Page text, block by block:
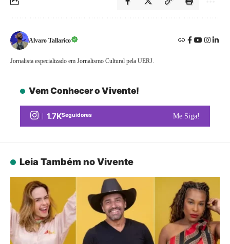
Alvaro Tallarico
Jornalista especializado em Jornalismo Cultural pela UERJ.
Vem Conhecer o Vivente!
1.7KSeguidores Me Siga!
Leia Também no Vivente